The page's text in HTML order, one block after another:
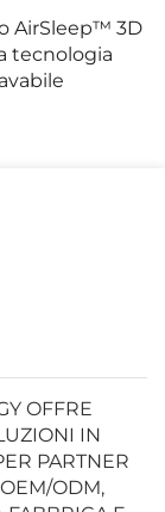
AirSleep™ 3D
tecnologia
OFFRE
IN
PARTNER
ODM,